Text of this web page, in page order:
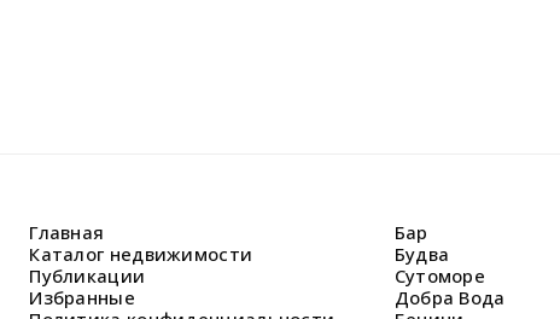
Главная
Каталог недвижимости
Публикации
Избранные
Бар
Будва
Сутоморе
Добра Вода